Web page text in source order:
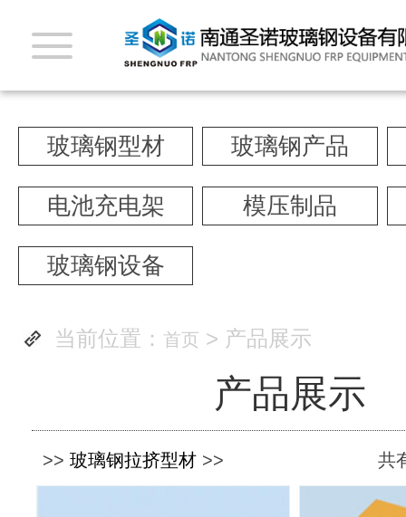
玻璃钢型材 玻璃钢产品
电池充电架 模压制品
玻璃钢设备
当前位置： 首页 > 产品展示
产品展示
>> 玻璃钢拉挤型材 >> 共